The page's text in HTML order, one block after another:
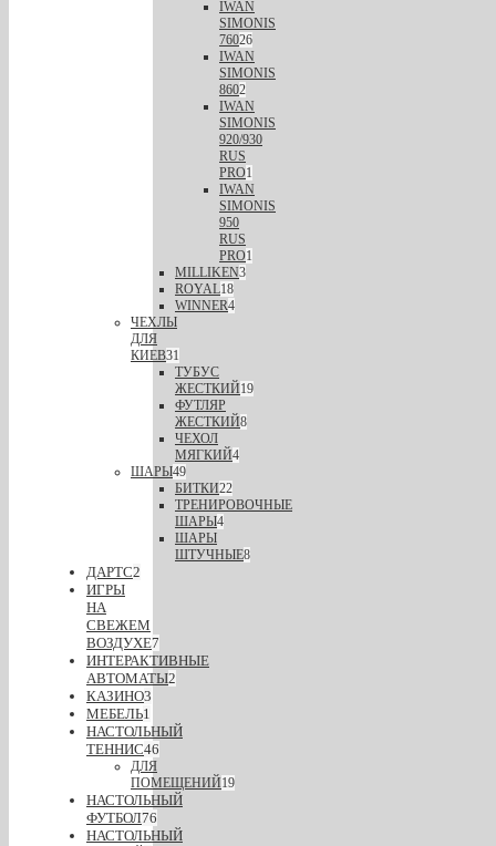
IWAN
SIMONIS
76026
IWAN
SIMONIS
8602
IWAN
SIMONIS
920/930
RUS
PRO1
IWAN
SIMONIS
950
RUS
PRO1
MILLIKEN3
ROYAL18
WINNER4
ЧЕХЛЫ
ДЛЯ
КИЕВ31
ТУБУС
ЖЕСТКИЙ19
ФУТЛЯР
ЖЕСТКИЙ8
ЧЕХОЛ
МЯГКИЙ4
ШАРЫ49
БИТКИ22
ТРЕНИРОВОЧНЫЕ
ШАРЫ4
ШАРЫ
ШТУЧНЫЕ8
ДАРТС2
ИГРЫ
НА
СВЕЖЕМ
ВОЗДУХЕ7
ИНТЕРАКТИВНЫЕ
АВТОМАТЫ2
КАЗИНО3
МЕБЕЛЬ1
НАСТОЛЬНЫЙ
ТЕННИС46
ДЛЯ
ПОМЕЩЕНИЙ19
НАСТОЛЬНЫЙ
ФУТБОЛ76
НАСТОЛЬНЫЙ